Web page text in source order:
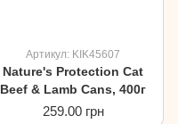
Артикул: KIK45607
Nature's Protection Cat
Beef & Lamb Cans, 400г
259.00 грн